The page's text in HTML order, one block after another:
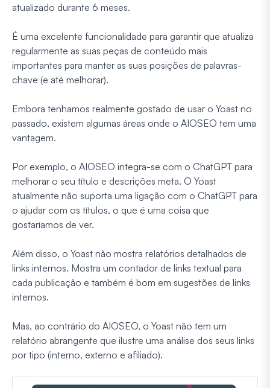
atualizado durante 6 meses.
É uma excelente funcionalidade para garantir que atualiza
regularmente as suas peças de conteúdo mais
importantes para manter as suas posições de palavras-
chave (e até melhorar).
Embora tenhamos realmente gostado de usar o Yoast no
passado, existem algumas áreas onde o AIOSEO tem uma
vantagem.
Por exemplo, o AIOSEO integra-se com o ChatGPT para
melhorar o seu título e descrições meta. O Yoast
atualmente não suporta uma ligação com o ChatGPT para
o ajudar com os títulos, o que é uma coisa que
gostaríamos de ver.
Além disso, o Yoast não mostra relatórios detalhados de
links internos. Mostra um contador de links textual para
cada publicação e também é bom em sugestões de links
internos.
Mas, ao contrário do AIOSEO, o Yoast não tem um
relatório abrangente que ilustre uma análise dos seus links
por tipo (interno, externo e afiliado).